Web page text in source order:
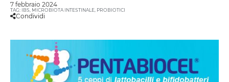
7 febbraio 2024
TAG: IBS MICROBIOTA INTESTINALE PROBIOTICI
Condividi